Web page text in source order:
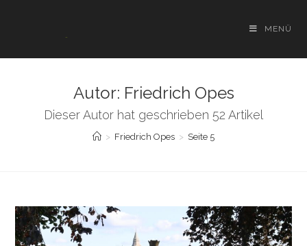
MENÜ
Autor: Friedrich Opes
Dieser Autor hat geschrieben 52 Artikel
> Friedrich Opes > Seite 5